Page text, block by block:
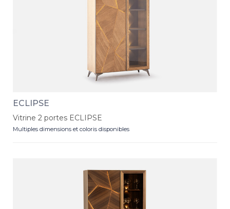
ECLIPSE
Vitrine 2 portes ECLIPSE
Multiples dimensions et coloris disponibles